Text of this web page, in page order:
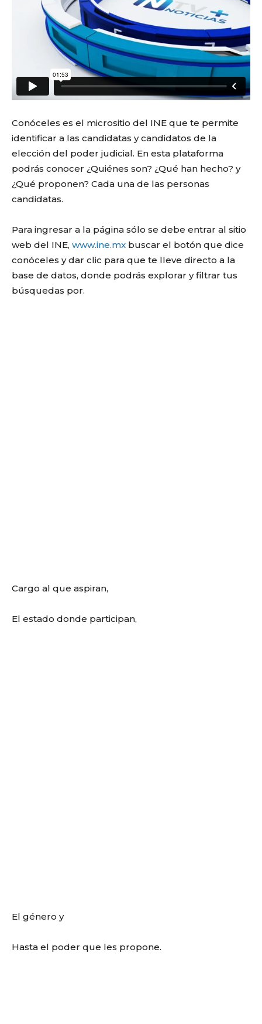
Conóceles es el micrositio del INE que te permite
identificar a las candidatas y candidatos de la
elección del poder judicial. En esta plataforma
podrás conocer ¿Quiénes son? ¿Qué han hecho? y
¿Qué proponen? Cada una de las personas
candidatas.
Para ingresar a la página sólo se debe entrar al sitio
web del INE, www.ine.mx buscar el botón que dice
conóceles y dar clic para que te lleve directo a la
base de datos, donde podrás explorar y filtrar tus
búsquedas por.
Cargo al que aspiran,
El estado donde participan,
El género y
Hasta el poder que les propone.